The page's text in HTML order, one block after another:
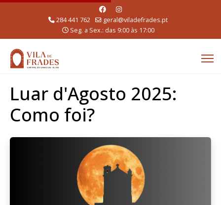
284 441 762
geral@viladefrades.pt
Seg. a Sex.: das 9:00 às 17:00
Luar d'Agosto 2025:
Como foi?